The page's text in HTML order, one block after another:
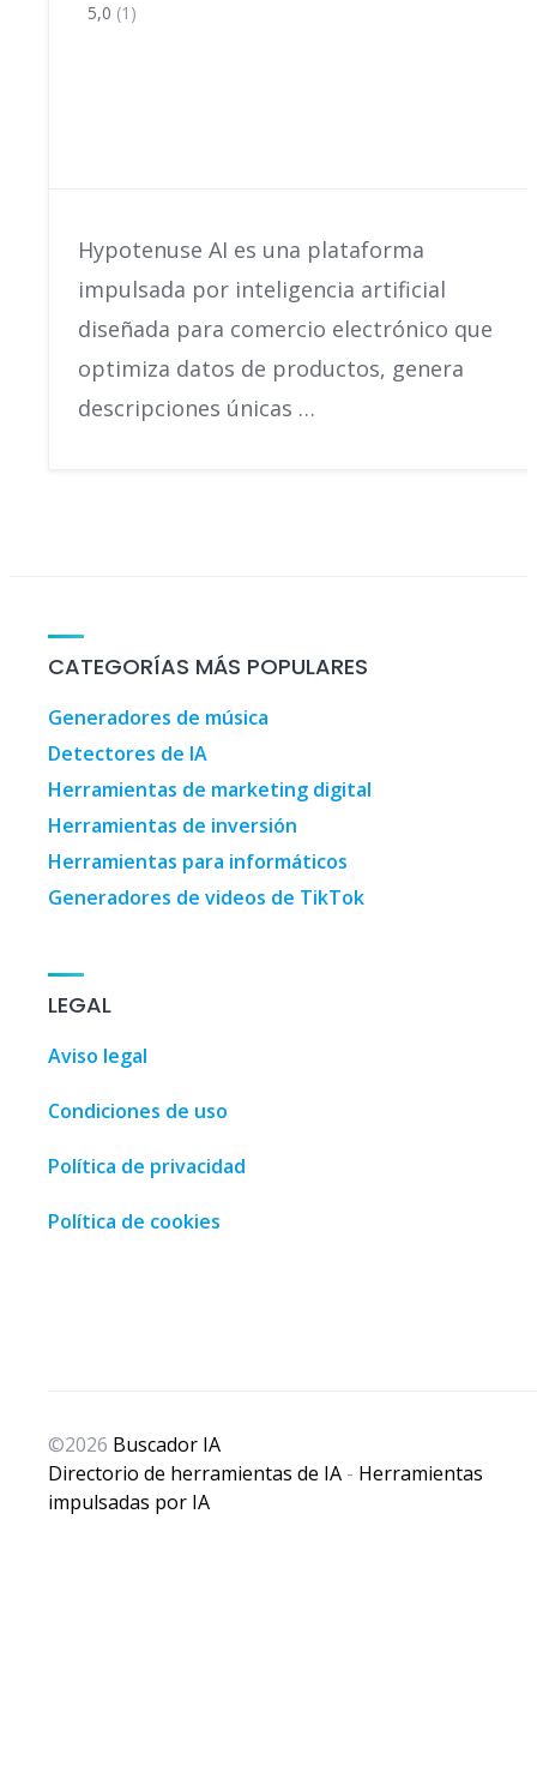
5,0 (1)
Hypotenuse AI es una plataforma
impulsada por inteligencia artificial
diseñada para comercio electrónico que
optimiza datos de productos, genera
descripciones únicas …
CATEGORÍAS MÁS POPULARES
Generadores de música
Detectores de IA
Herramientas de marketing digital
Herramientas de inversión
Herramientas para informáticos
Generadores de videos de TikTok
LEGAL
Aviso legal
Condiciones de uso
Política de privacidad
Política de cookies
©2026 Buscador IA
Directorio de herramientas de IA - Herramientas
impulsadas por IA